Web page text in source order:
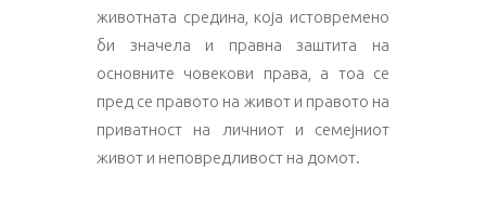
животната средина, која истовремено
би значела и правна заштита на
основните човекови права, а тоа се
пред се правото на живот и правото на
приватност на личниот и семејниот
живот и неповредливост на домот.